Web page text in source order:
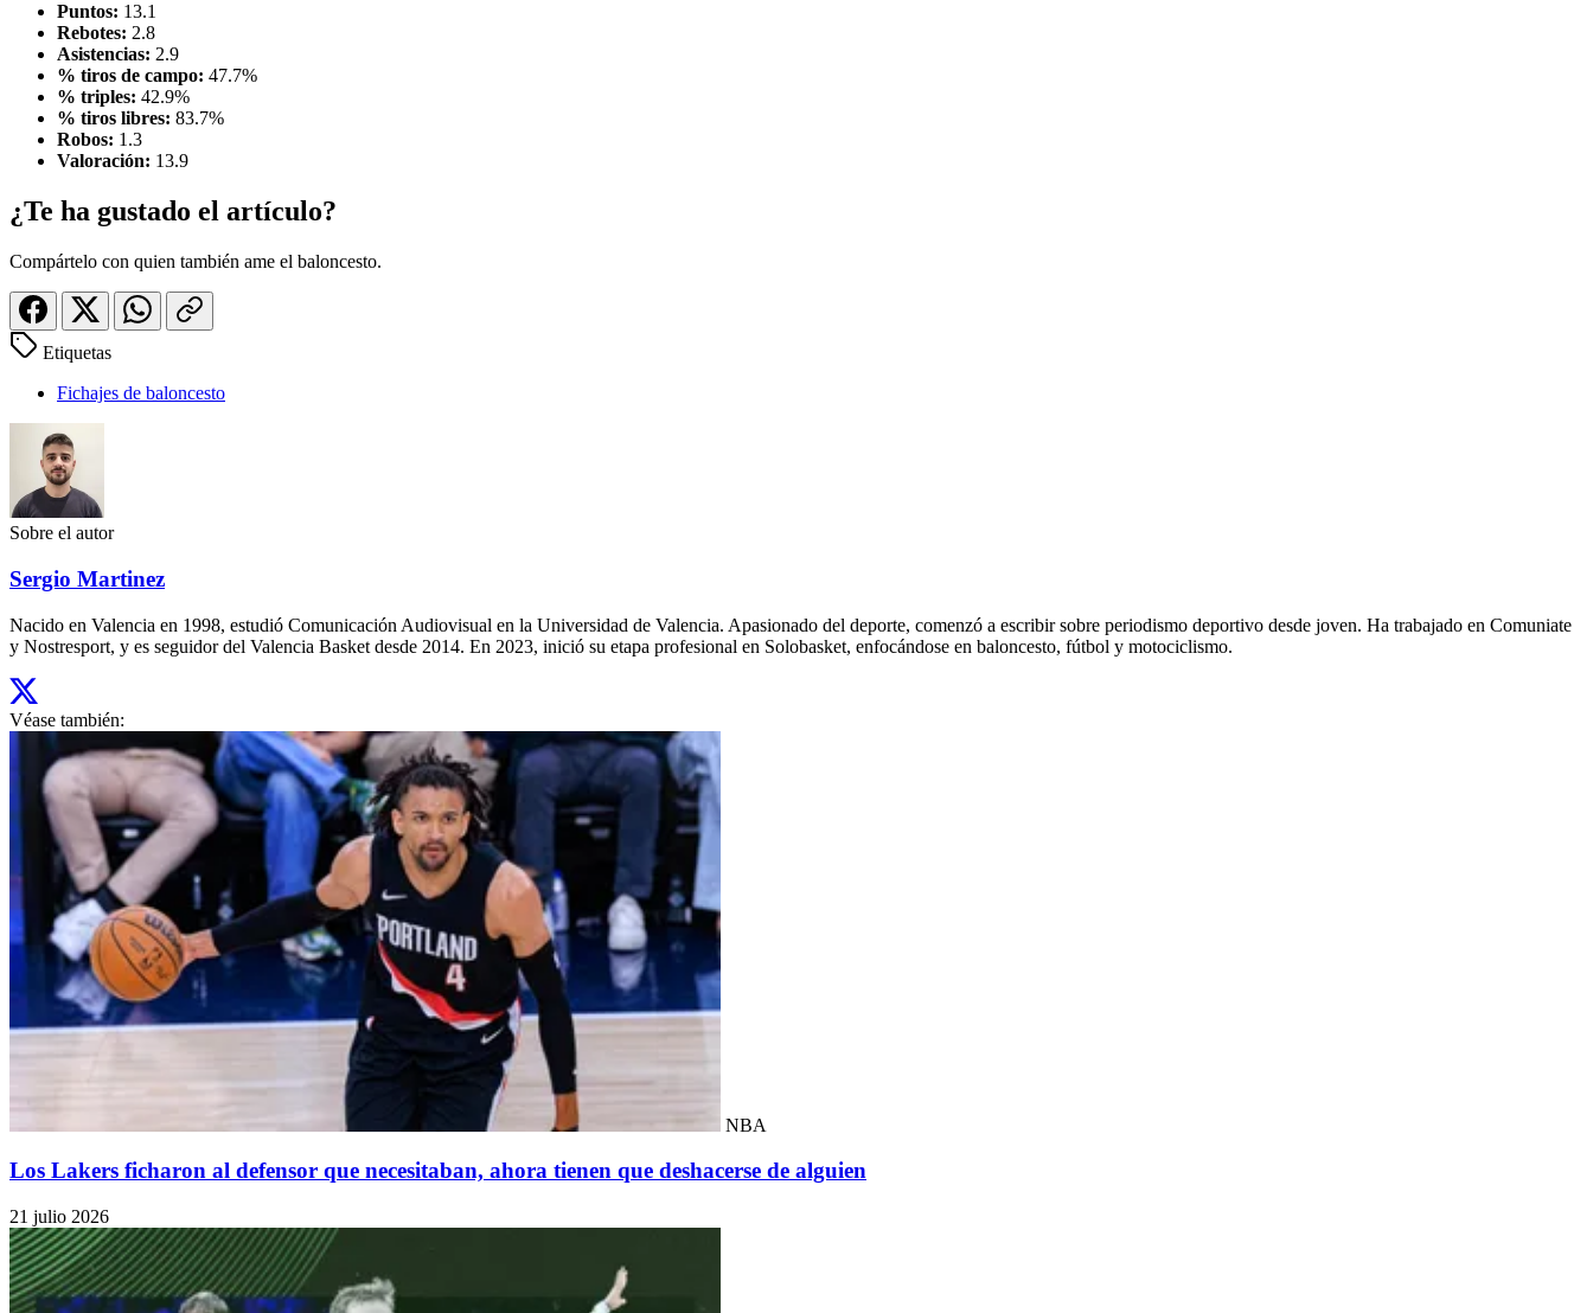
Puntos: 13.1
Rebotes: 2.8
Asistencias: 2.9
% tiros de campo: 47.7%
% triples: 42.9%
% tiros libres: 83.7%
Robos: 1.3
Valoración: 13.9
¿Te ha gustado el artículo?
Compártelo con quien también ame el baloncesto.
Etiquetas
Fichajes de baloncesto
Sobre el autor
Sergio Martinez
Nacido en Valencia en 1998, estudió Comunicación Audiovisual en la Universidad de Valencia. Apasionado del deporte, comenzó a escribir sobre periodismo deportivo desde joven. Ha trabajado en Comuniate
y Nostresport, y es seguidor del Valencia Basket desde 2014. En 2023, inició su etapa profesional en Solobasket, enfocándose en baloncesto, fútbol y motociclismo.
Véase también:
NBA
Los Lakers ficharon al defensor que necesitaban, ahora tienen que deshacerse de alguien
21 julio 2026